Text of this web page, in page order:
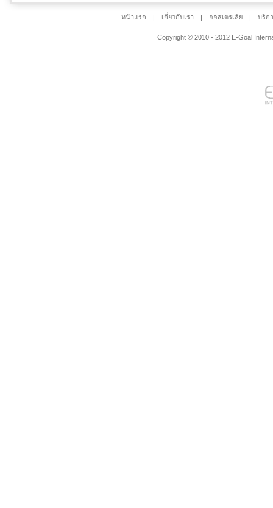
หน้าแรก | เกี่ยวกับเรา | ออสเตรเลีย | บริก
Copyright © 2010 - 2012 E-Goal